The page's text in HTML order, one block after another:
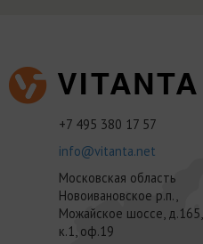
+7 495 380 17 57
info@vitanta.net
Московская область
Новоивановское р.п.,
Можайское шоссе, д.165,
к.1, оф.19